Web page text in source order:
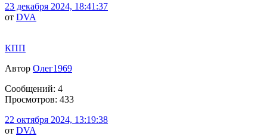
23 декабря 2024, 18:41:37
от DVA
КПП
Автор Олег1969
Сообщений: 4
Просмотров: 433
22 октября 2024, 13:19:38
от DVA